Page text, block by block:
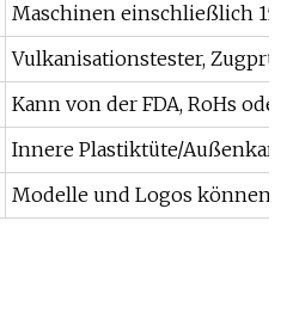
Maschinen einschließlich
Vulkanisationstester,
Kann von der FDA, RoHs
Innere Plastiktüte/
Modelle und Logos können